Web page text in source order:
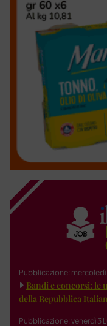
Pubblicazione:
Bandi e concorsi: le
della Repubblica
Pubblicazione: venerdì 3